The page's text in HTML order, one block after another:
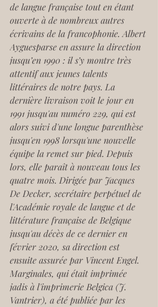
de langue française tout en étant
ouverte à de nombreux autres
écrivains de la francophonie. Albert
Ayguesparse en assure la direction
jusqu’en 1990 : il s’y montre très
attentif aux jeunes talents
littéraires de notre pays. La
dernière livraison voit le jour en
1991 jusqu'au numéro 229, qui est
alors suivi d'une longue parenthèse
jusqu'en 1998 lorsqu'une nouvelle
équipe la remet sur pied. Depuis
lors, elle paraît à nouveau tous les
quatre mois. Dirigée par Jacques
De Decker, secrétaire perpétuel de
l'Académie royale de langue et de
littérature française de Belgique
jusqu'au décès de ce dernier en
février 2020, sa direction est
ensuite assurée par Vincent Engel.
Marginales, qui était imprimée
jadis à l'imprimerie Belgica (J.
Vantrier), a été publiée par les